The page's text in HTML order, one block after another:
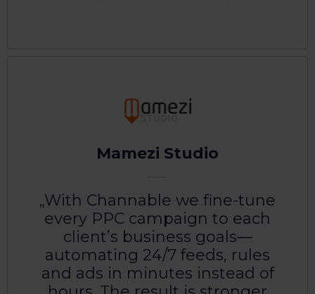
Mamezi Studio
With Channable we fine-tune
every PPC campaign to each
client’s business goals—
automating 24/7 feeds, rules
and ads in minutes instead of